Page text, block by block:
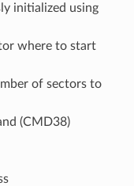
initialized using
where to start
of sectors to
(CMD38)